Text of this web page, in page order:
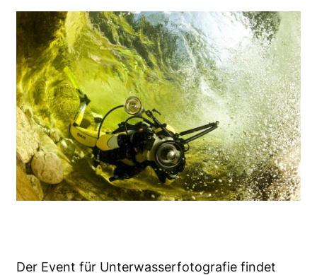
Der Event für Unterwasserfotografie findet